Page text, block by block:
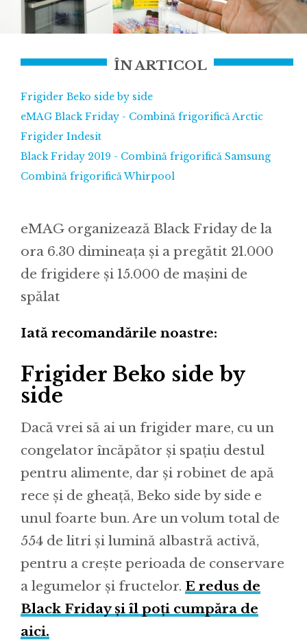
ÎN ARTICOL
Frigider Beko side by side
eMAG Black Friday - Combină frigorifică Arctic
Frigider Indesit
Black Friday 2019 - Combină frigorifică Samsung
Combină frigorifică Whirpool
eMAG organizează Black Friday de la
ora 6.30 dimineața și a pregătit 21.000
de frigidere și 15.000 de mașini de
spălat
Iată recomandările noastre:
Frigider Beko side by
side
Dacă vrei să ai un frigider mare, cu un
congelator încăpător și spațiu destul
pentru alimente, dar și robinet de apă
rece și de gheață, Beko side by side e
unul foarte bun. Are un volum total de
554 de litri și lumină albastră activă,
pentru a crește perioada de conservare
a legumelor și fructelor. E redus de
Black Friday și îl poți cumpăra de
aici.